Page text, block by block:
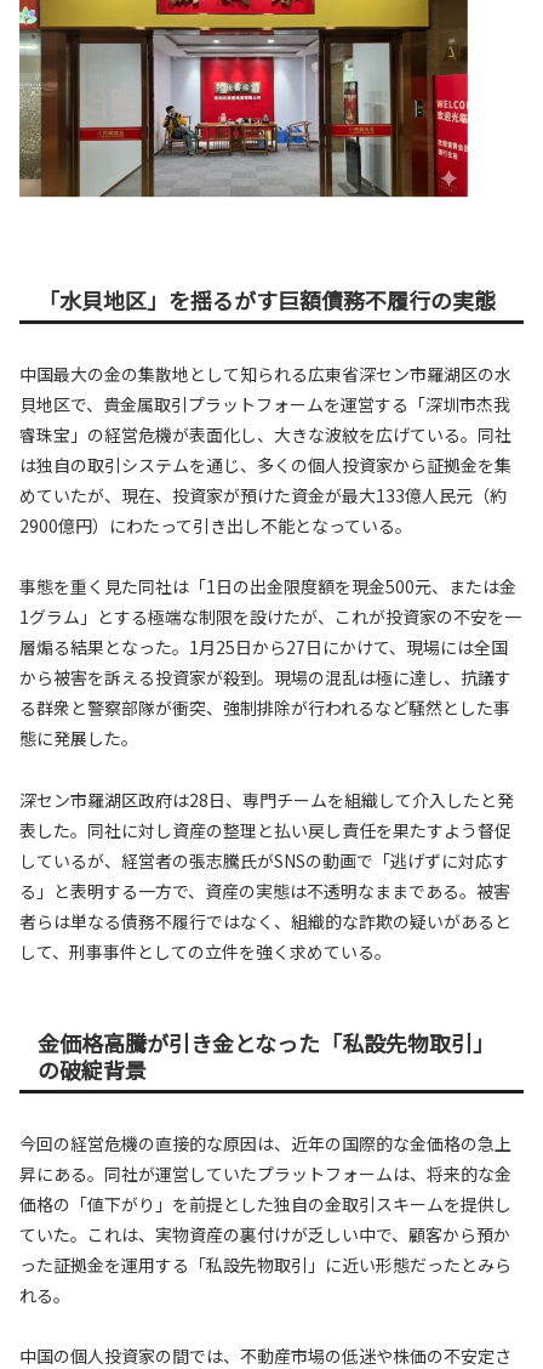
「水貝地区」を揺るがす巨額債務不履行の実態
中国最大の金の集散地として知られる広東省深セン市羅湖区の水
貝地区で、貴金属取引プラットフォームを運営する「深圳市杰我
睿珠宝」の経営危機が表面化し、大きな波紋を広げている。同社
は独自の取引システムを通じ、多くの個人投資家から証拠金を集
めていたが、現在、投資家が預けた資金が最大133億人民元（約
2900億円）にわたって引き出し不能となっている。
事態を重く見た同社は「1日の出金限度額を現金500元、または金
1グラム」とする極端な制限を設けたが、これが投資家の不安を一
層煽る結果となった。1月25日から27日にかけて、現場には全国
から被害を訴える投資家が殺到。現場の混乱は極に達し、抗議す
る群衆と警察部隊が衝突、強制排除が行われるなど騒然とした事
態に発展した。
深セン市羅湖区政府は28日、専門チームを組織して介入したと発
表した。同社に対し資産の整理と払い戻し責任を果たすよう督促
しているが、経営者の張志騰氏がSNSの動画で「逃げずに対応す
る」と表明する一方で、資産の実態は不透明なままである。被害
者らは単なる債務不履行ではなく、組織的な詐欺の疑いがあると
して、刑事事件としての立件を強く求めている。
金価格高騰が引き金となった「私設先物取引」
の破綻背景
今回の経営危機の直接的な原因は、近年の国際的な金価格の急上
昇にある。同社が運営していたプラットフォームは、将来的な金
価格の「値下がり」を前提とした独自の金取引スキームを提供し
ていた。これは、実物資産の裏付けが乏しい中で、顧客から預か
った証拠金を運用する「私設先物取引」に近い形態だったとみら
れる。
中国の個人投資家の間では、不動産市場の低迷や株価の不安定さ